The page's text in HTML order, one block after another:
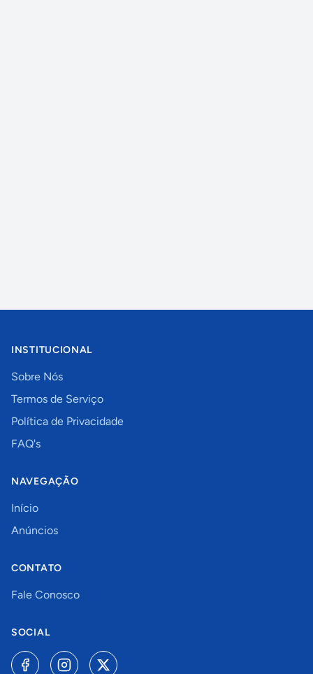
INSTITUCIONAL
Sobre Nós
Termos de Serviço
Política de Privacidade
FAQ's
NAVEGAÇÃO
Início
Anúncios
CONTATO
Fale Conosco
SOCIAL